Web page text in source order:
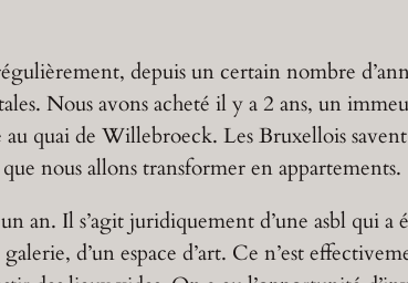
depuis un certain nombre
Nous avons acheté il y a 2 ans, un
au quai de Willebroeck. Les Bruxellois
nous allons transformer en appartements.
an. Il s’agit juridiquement d’une asbl qui
d’un espace d’art. Ce n’est